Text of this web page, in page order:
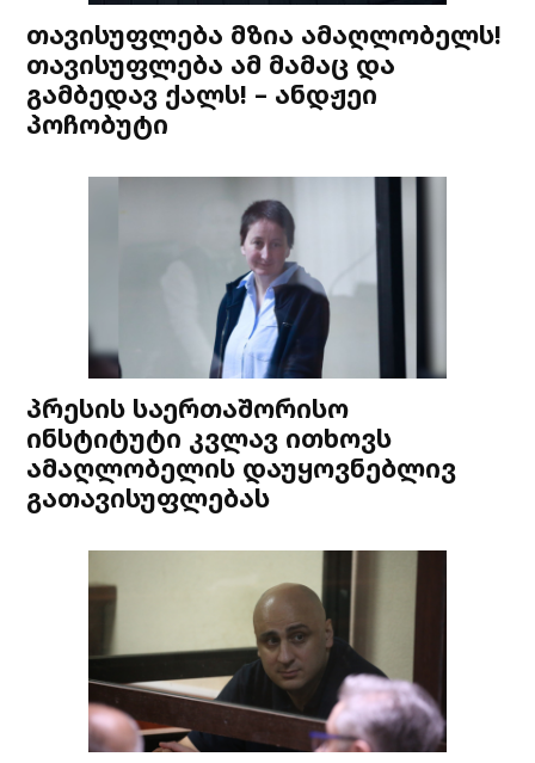
თავისუფლება მზია ამაღლობელს!
თავისუფლება ამ მამაც და
გამბედავ ქალს! – ანდჟეი
პოჩობუტი
პრესის საერთაშორისო
ინსტიტუტი კვლავ ითხოვს
ამაღლობელის დაუყოვნებლივ
გათავისუფლებას